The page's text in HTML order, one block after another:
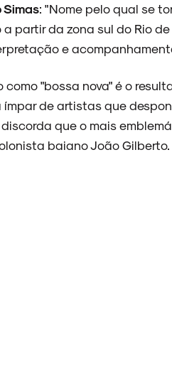
Simas: "Nome pelo qual se
partir da zona sul do Rio de
e
"bossa nova" é o
de artistas que
que o mais
baiano João Gilberto.